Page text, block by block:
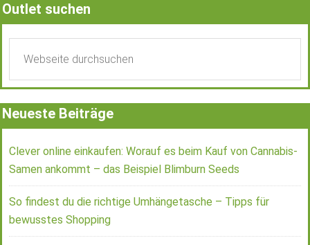
Outlet suchen
Neueste Beiträge
Clever online einkaufen: Worauf es beim Kauf von Cannabis-
Samen ankommt – das Beispiel Blimburn Seeds
So findest du die richtige Umhängetasche – Tipps für
bewusstes Shopping